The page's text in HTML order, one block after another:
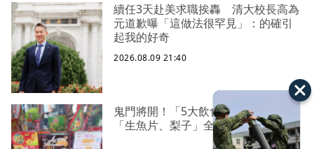
續任3天赴美求職挨轟 清大校長高為
元道歉曝「這做法很罕見」：的確引
起我的好奇
2026.08.09 21:40
鬼門將開！「5大飲食禁忌」一次看
「生魚片、梨子」全上榜